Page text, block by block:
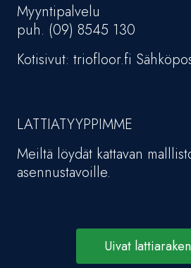
Myyntipalvelu
puh. (09) 8545 130
Kotisivut: triofloor.fi
LATTIATYYPPIMME
Meiltä löydät kattavan
asennustavoille.
Uivat